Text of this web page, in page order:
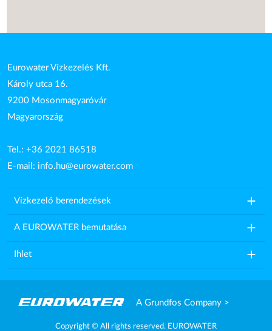
Eurowater Vízkezelés Kft.
Károly utca 16.
9200 Mosonmagyaróvár
Magyarország
Tel.: +36 2021 86518
E-mail: info.hu@eurowater.com
Vízkezelő berendezések add
A EUROWATER bemutatása add
Ihlet add
A Grundfos Company >
Copyright © All rights reserved. EUROWATER